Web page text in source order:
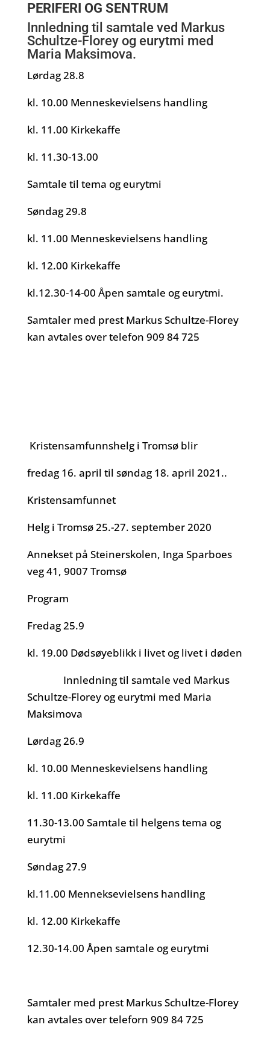
PERIFERI OG SENTRUM
Innledning til samtale ved Markus
Schultze-Florey og eurytmi med
Maria Maksimova.
Lørdag 28.8
kl. 10.00 Menneskevielsens handling
kl. 11.00 Kirkekaffe
kl. 11.30-13.00
Samtale til tema og eurytmi
Søndag 29.8
kl. 11.00 Menneskevielsens handling
kl. 12.00 Kirkekaffe
kl.12.30-14-00 Åpen samtale og eurytmi.
Samtaler med prest Markus Schultze-Florey
kan avtales over telefon 909 84 725
Kristensamfunnshelg i Tromsø blir
fredag 16. april til søndag 18. april 2021..
Kristensamfunnet
Helg i Tromsø 25.-27. september 2020
Annekset på Steinerskolen, Inga Sparboes
veg 41, 9007 Tromsø
Program
Fredag 25.9
kl. 19.00 Dødsøyeblikk i livet og livet i døden
Innledning til samtale ved Markus
Schultze-Florey og eurytmi med Maria
Maksimova
Lørdag 26.9
kl. 10.00 Menneskevielsens handling
kl. 11.00 Kirkekaffe
11.30-13.00 Samtale til helgens tema og
eurytmi
Søndag 27.9
kl.11.00 Menneksevielsens handling
kl. 12.00 Kirkekaffe
12.30-14.00 Åpen samtale og eurytmi
Samtaler med prest Markus Schultze-Florey
kan avtales over teleforn 909 84 725